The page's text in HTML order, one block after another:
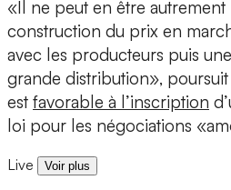
«Il ne peut en être
construction du prix en
avec les producteurs puis
grande distribution»,
est favorable à l’inscription
loi pour les négociations
Live Voir plus